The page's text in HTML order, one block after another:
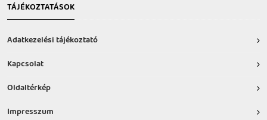
TÁJÉKOZTATÁSOK
Adatkezelési tájékoztató
Kapcsolat
Oldaltérkép
Impresszum